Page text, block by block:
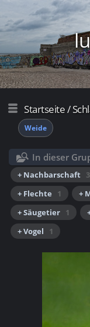
Startseite/
Weide
In dieser
+ Nachbarschaft 3
+ Flechte
1 +
+ Säugetier 1
+ Vogel
1